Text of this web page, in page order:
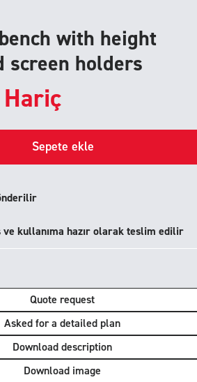
with height
screen holders
Sepete ekle
kullanıma hazır olarak teslim edilir
Quote request
Asked for a detailed plan
Download description
Download image